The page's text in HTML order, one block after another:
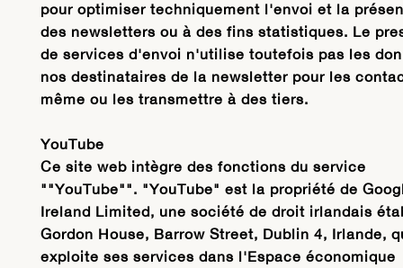
pour optimiser techniquement l'envoi et la
des newsletters ou à des fins statistiques. Le
de services d'envoi n'utilise toutefois pas les
nos destinataires de la newsletter pour les
même ou les transmettre à des tiers.
YouTube
Ce site web intègre des fonctions du service
""YouTube"". "YouTube" est la propriété de
Ireland Limited, une société de droit irlandais
Gordon House, Barrow Street, Dublin 4, Irlande,
exploite ses services dans l'Espace économique